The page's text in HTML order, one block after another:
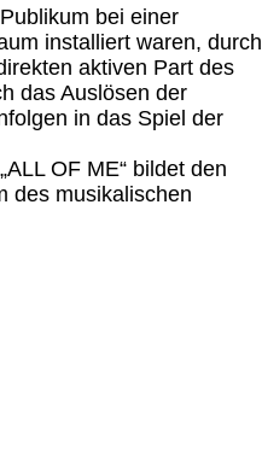
bei einer
installiert waren, durch
aktiven Part des
das Auslösen der
in das Spiel der
OF ME“ bildet den
des musikalischen